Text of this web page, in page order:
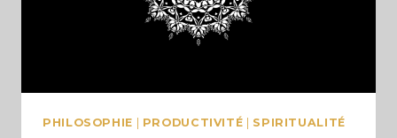
PHILOSOPHIE PRODUCTIVITÉ SPIRITUALITÉ